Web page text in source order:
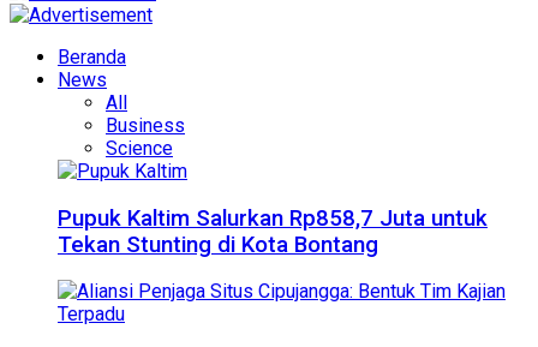
Beranda
News
All
Business
Science
Pupuk Kaltim Salurkan Rp858,7 Juta untuk
Tekan Stunting di Kota Bontang